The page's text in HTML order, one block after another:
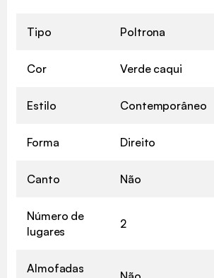
Tipo Poltrona
Cor Verde caqui
Estilo Contemporâneo
Forma Direito
Canto Não
Número de
lugares
2
Almofadas